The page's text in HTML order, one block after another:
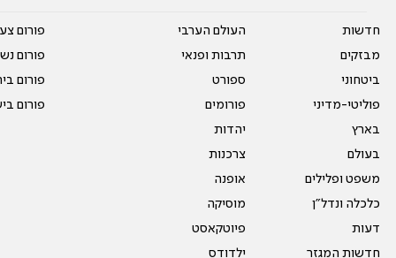
חדשות
מבזקים
ביטחוני
פוליטי-מדיני
בארץ
בעולם
משפט ופלילים
כלכלה ונדל"ן
דעות
חדשות המגזר
העולם הערבי
תרבות ופנאי
ספורט
פורומים
יהדות
צרכנות
אופנה
מוסיקה
פיוטקאסט
ילדודס
פורום
פורום
פורום
פורום